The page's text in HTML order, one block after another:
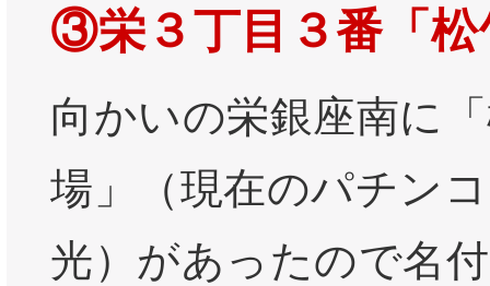
③栄３丁目３番「松
向かいの栄銀座南に
場」（現在のパチン
光）があったので名